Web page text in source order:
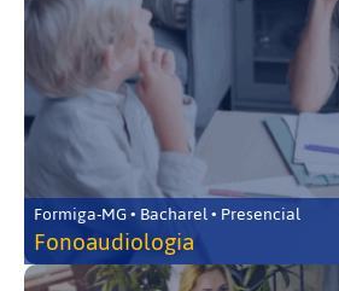
Formiga-MG • Bacharel • Presencial
Fonoaudiologia